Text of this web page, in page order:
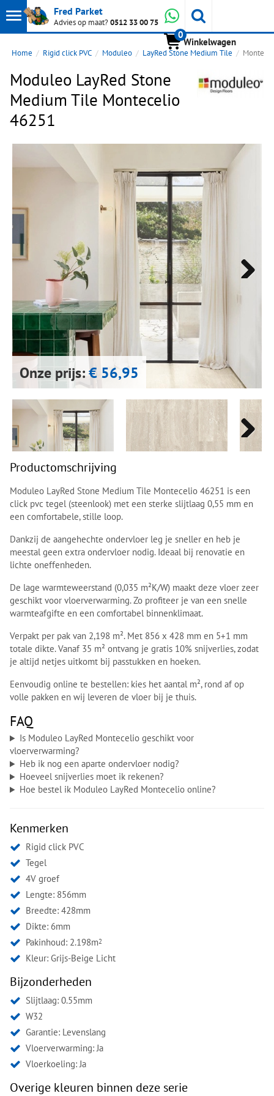
Toon
hoofdmenu
Fred Parket
Advies op maat?0512 33 00 75 Whatsapp
0
Winkelwagen
Home Rigid click PVC Moduleo LayRed Stone Medium Tile
Moduleo LayRed Stone
Medium Tile Montecelio
46251
Onze prijs:€ 56,95
Next
Next
Next
Next
Productomschrijving
Moduleo LayRed Stone Medium Tile Montecelio 46251 is een
click pvc tegel (steenlook) met een sterke slijtlaag 0,55 mm en
een comfortabele, stille loop.
Dankzij de aangehechte ondervloer leg je sneller en heb je
meestal geen extra ondervloer nodig. Ideaal bij renovatie en
lichte oneffenheden.
De lage warmteweerstand (0,035 m²K/W) maakt deze vloer zeer
geschikt voor vloerverwarming. Zo profiteer je van een snelle
warmteafgifte en een comfortabel binnenklimaat.
Verpakt per pak van 2,198 m². Met 856 x 428 mm en 5+1 mm
totale dikte. Vanaf 35 m² ontvang je gratis 10% snijverlies, zodat
je altijd netjes uitkomt bij passtukken en hoeken.
Eenvoudig online te bestellen: kies het aantal m², rond af op
volle pakken en wij leveren de vloer bij je thuis.
FAQ
Is Moduleo LayRed Montecelio geschikt voor
vloerverwarming?
Heb ik nog een aparte ondervloer nodig?
Hoeveel snijverlies moet ik rekenen?
Hoe bestel ik Moduleo LayRed Montecelio online?
Kenmerken
Rigid click PVC
Tegel
4V groef
Lengte: 856mm
Breedte: 428mm
Dikte: 6mm
Pakinhoud: 2.198m2
Kleur: Grijs-Beige Licht
Bijzonderheden
Slijtlaag: 0.55mm
W32
Garantie: Levenslang
Vloerverwarming: Ja
Vloerkoeling: Ja
Overige kleuren binnen deze serie